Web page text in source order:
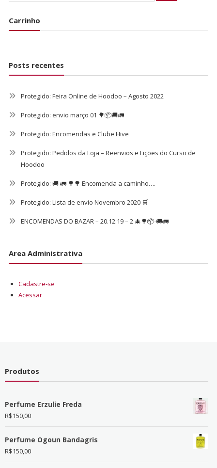
Carrinho
Posts recentes
Protegido: Feira Online de Hoodoo – Agosto 2022
Protegido: envio março 01 🌳📦🚚🚛
Protegido: Encomendas e Clube Hive
Protegido: Pedidos da Loja – Reenvios e Lições do Curso de
Hoodoo
Protegido: 🚚 🚛 🌳🌳 Encomenda a caminho….
Protegido: Lista de envio Novembro 2020 🛒
ENCOMENDAS DO BAZAR – 20.12.19 – 2 🎄🌳📦-🚚🚛
Area Administrativa
Cadastre-se
Acessar
Produtos
Perfume Erzulie Freda
R$150,00
Perfume Ogoun Bandagris
R$150,00